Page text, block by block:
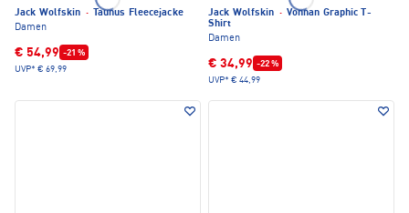
Jack Wolfskin ·
Taunus Fleecejacke
Damen
€ 54,99 -21 %
UVP* € 69,99
Jack Wolfskin · Vonnan Graphic T-
Shirt
Damen
€ 34,99 -22 %
UVP* € 44,99